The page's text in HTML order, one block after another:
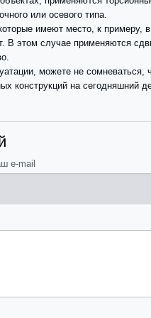
или осевого типа.
имеют место, к примеру,
В этом случае применяются
можете не сомневаться,
конструкций на сегодняшний
e-mail